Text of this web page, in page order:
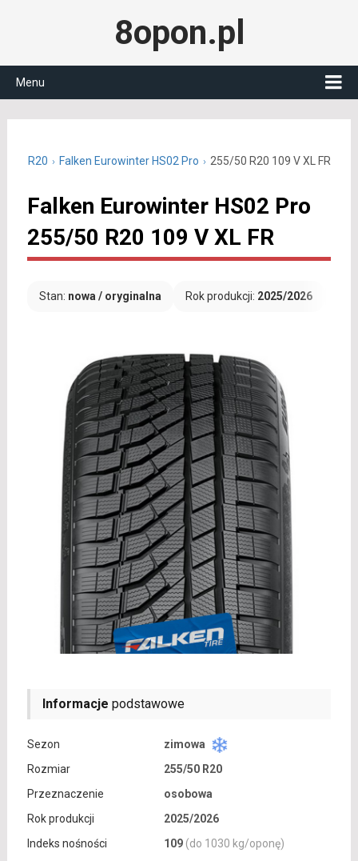
8opon.pl
Menu
50 R20 Falken Eurowinter HS02 Pro 255/50 R20 109 V XL FR
Falken Eurowinter HS02 Pro
255/50 R20 109 V XL FR
Stan: nowa / oryginalna Rok produkcji: 2025/2026
Informacje podstawowe
Sezon
zimowa
Rozmiar
255/50 R20
Przeznaczenie
osobowa
Rok produkcji
2025/2026
Indeks nośności
109 (do 1030 kg/oponę)